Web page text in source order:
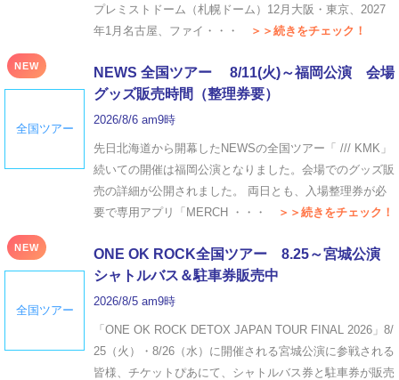
プレミストドーム（札幌ドーム）12月大阪・東京、2027
年1月名古屋、ファイ・・・
＞＞続きをチェック！
NEW
全国ツアー
NEWS 全国ツアー 8/11(火)～福岡公演 会場
グッズ販売時間（整理券要）
2026/8/6 am9時
先日北海道から開幕したNEWSの全国ツアー「 /// KMK」
続いての開催は福岡公演となりました。会場でのグッズ販
売の詳細が公開されました。 両日とも、入場整理券が必
要で専用アプリ「MERCH ・・・
＞＞続きをチェック！
NEW
全国ツアー
ONE OK ROCK全国ツアー 8.25～宮城公演
シャトルバス＆駐車券販売中
2026/8/5 am9時
「ONE OK ROCK DETOX JAPAN TOUR FINAL 2026」8/
25（火）・8/26（水）に開催される宮城公演に参戦される
皆様、チケットぴあにて、シャトルバス券と駐車券が販売